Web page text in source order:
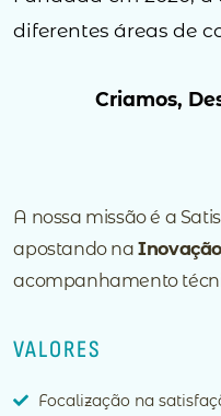
diferentes áreas de
Criamos,
A nossa missão é a
apostando naInovação
acompanhamento
VALORES
Focalização na